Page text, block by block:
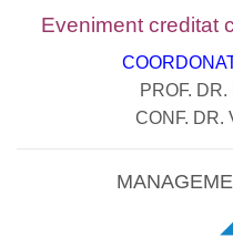
Eveniment creditat
PROF.
CONF. DR.